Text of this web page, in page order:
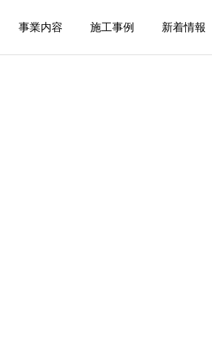
事業内容 施工事例 新着情報